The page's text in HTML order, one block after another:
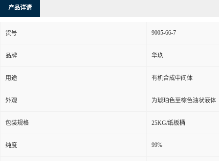
产品详请
货号 9005-66-7
品牌 华玖
用途 有机合成中间体
外观 为琥珀色至棕色油状液体
包装规格 25KG/纸板桶
纯度 99%